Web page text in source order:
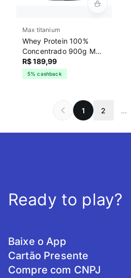
Max titanium
Whey Protein 100%
Concentrado 900g Max
Titanium
R$ 189,99
5% cashback
1 2 ...
Ready to play?
Baixe o App
Cartão Presente
Compre com CNPJ